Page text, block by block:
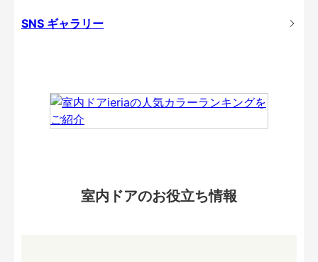
SNS ギャラリー
室内ドアのお役立ち情報